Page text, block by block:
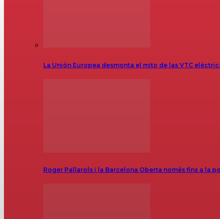
La Unión Europea desmonta el mito de las VTC
Roger Pallarols i la Barcelona Oberta només fins a la